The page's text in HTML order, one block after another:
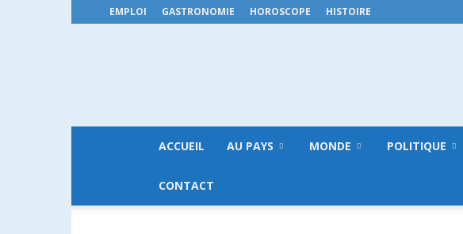
EMPLOI GASTRONOMIE HOROSCOPE HISTOIRE
ACCUEIL AU PAYS MONDE POLITIQUE
CONTACT